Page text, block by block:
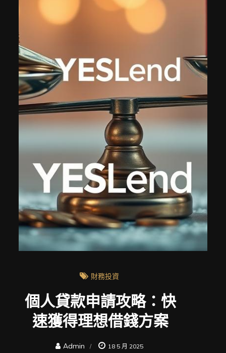
財務投資
個人貸款申請攻略：快
速獲得理想借錢方案
Admin 18 5 月 2025